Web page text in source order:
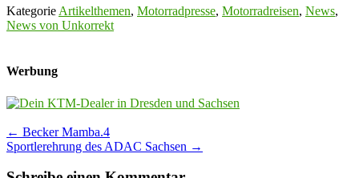
Kategorie Artikelthemen, Motorradpresse, Motorradreisen, News,
News von Unkorrekt
Werbung
Post
navigation
← Becker Mamba.4
Sportlerehrung des ADAC Sachsen →